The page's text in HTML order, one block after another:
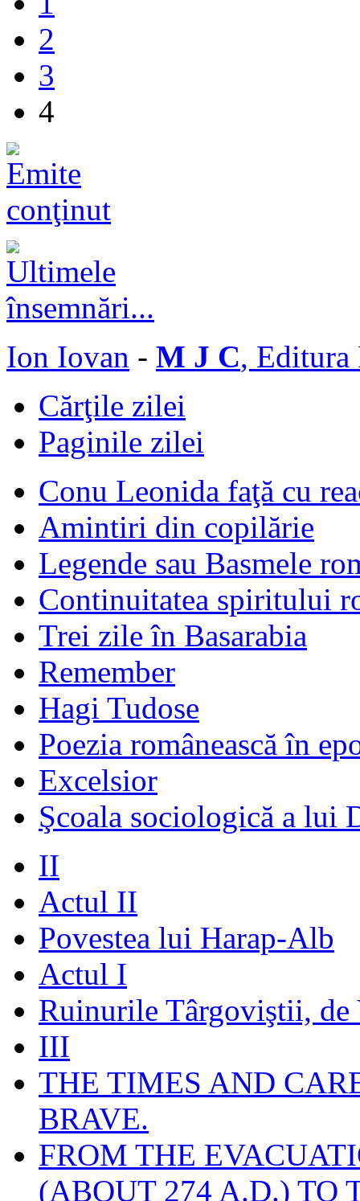
2
3
4
Ion Iovan - M J C, Editura
Cărţile zilei
Paginile zilei
Conu Leonida faţă cu
Amintiri din copilărie
Legende sau Basmele
Continuitatea spiritului
Trei zile în Basarabia
Remember
Hagi Tudose
Poezia românească în
Excelsior
Şcoala sociologică a lui
II
Actul II
Povestea lui Harap-Alb
Actul I
Ruinurile Târgoviştii, de
III
THE TIMES AND
BRAVE.
FROM THE
(ABOUT 274 A.D.) TO